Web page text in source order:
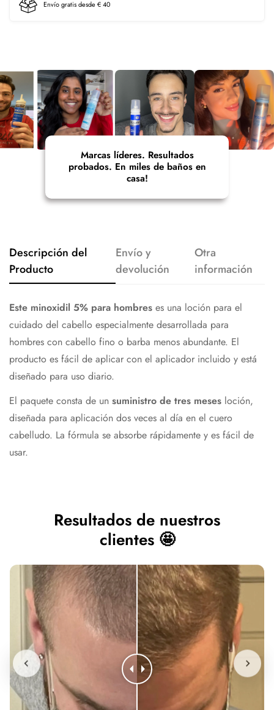
Envío gratis desde € 40
Marcas líderes. Resultados
probados. En miles de baños en
casa!
Descripción del
Producto
Envío y
devolución
Otra
información
Este minoxidil 5% para hombres es una loción para el
cuidado del cabello especialmente desarrollada para
hombres con cabello fino o barba menos abundante. El
producto es fácil de aplicar con el aplicador incluido y está
diseñado para uso diario.
El paquete consta de un suministro de tres meses loción,
diseñada para aplicación dos veces al día en el cuero
cabelludo. La fórmula se absorbe rápidamente y es fácil de
usar.
Resultados de nuestros
clientes 🤩